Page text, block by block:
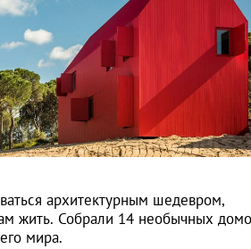
архитектурным шедевром,
жить. Собрали 14 необычных
мира.